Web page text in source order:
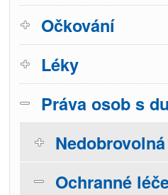
Očkování
Léky
Práva osob s
Ochranné